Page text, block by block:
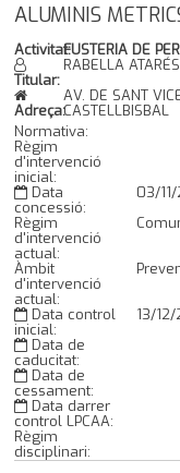
ALUMINIS
Activitat:FUSTERIA DE
Titular:
RABELLA
Adreça:
AV. DE SANT
CASTELLBISBAL
Normativa:
Règim
d'intervenció
inicial:
Data
concessió:
03/
Règim
d'intervenció
actual:
Àmbit
d'intervenció
actual:
Data control
inicial:
13/
Data de
caducitat:
Data de
cessament:
Data darrer
control LPCAA:
Règim
disciplinari: